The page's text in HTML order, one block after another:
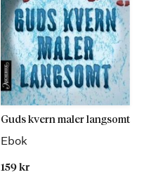
Guds kvern maler langsomt
Ebok
159 kr